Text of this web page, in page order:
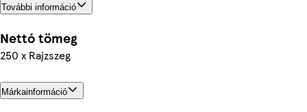
További információ
Nettó tömeg
250 x Rajzszeg
Márkainformáció